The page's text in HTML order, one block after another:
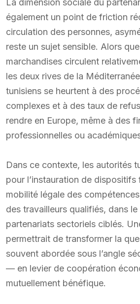
également un point de friction
circulation des personnes,
reste un sujet sensible. Alors
marchandises circulent
les deux rives de la
tunisiens se heurtent à des
complexes et à des taux de
rendre en Europe, même à des
professionnelles ou
Dans ce contexte, les autorités
pour l’instauration de dispositifs
mobilité légale des
des travailleurs qualifiés, dans
partenariats sectoriels ciblés.
permettrait de transformer la
souvent abordée sous l’angle
— en levier de coopération
mutuellement bénéfique.